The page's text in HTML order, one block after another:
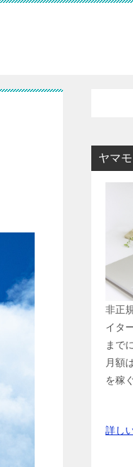
ヤマモ
非正
イタ
まで
月額
を稼
詳し